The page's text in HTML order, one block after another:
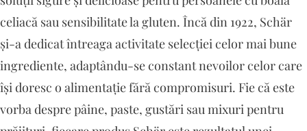
celiacă sau sensibilitate la gluten. Încă din 1922, Schär
și-a dedicat întreaga activitate selecției celor mai bune
ingrediente, adaptându-se constant nevoilor celor care
își doresc o alimentație fără compromisuri. Fie că este
vorba despre pâine, paste, gustări sau mixuri pentru